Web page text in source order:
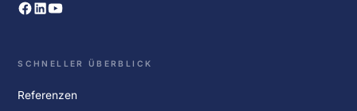
SCHNELLER ÜBERBLICK
Referenzen